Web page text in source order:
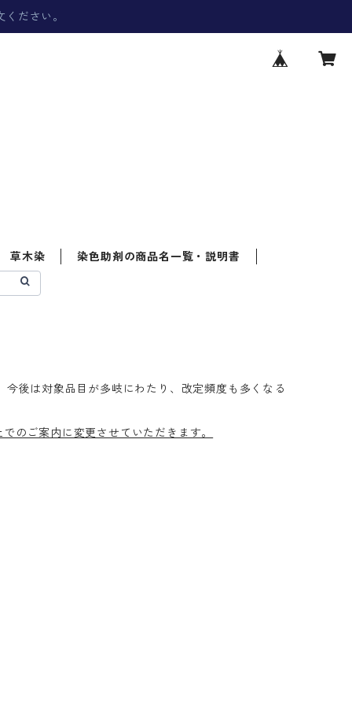
ださい。
草木染 染色助剤の商品名一覧・説明書
後は対象品目が多岐にわたり、改定頻度も多くなる
のご案内に変更させていただきます。